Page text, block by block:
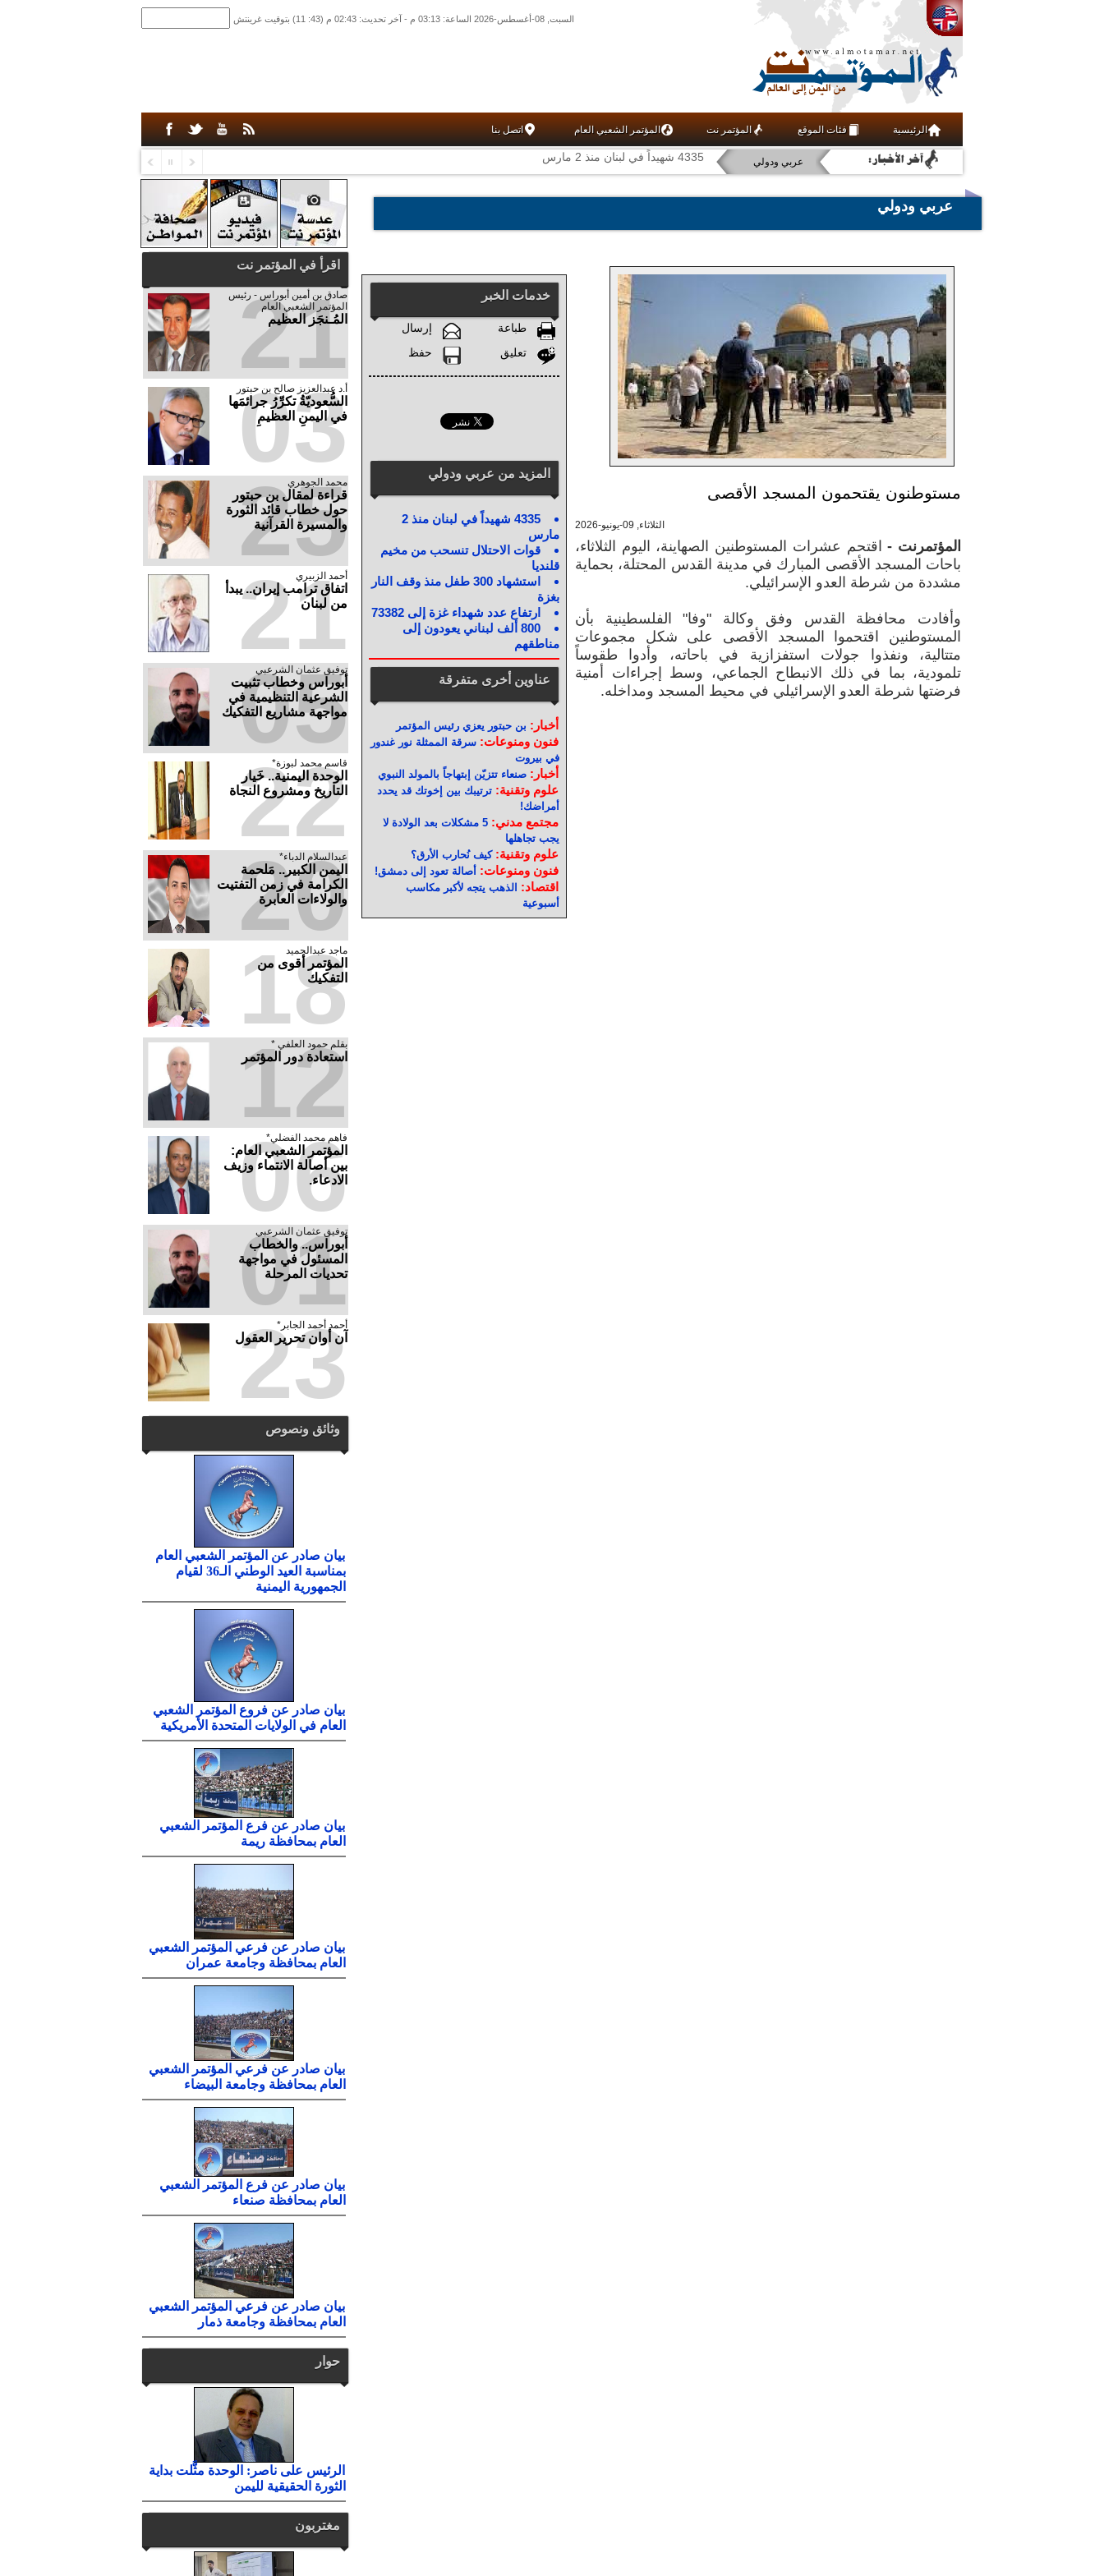
السبت, 08-أغسطس-2026 الساعة: 03:13 م - آخر تحديث: 02:43 م (43: 11) بتوقيت غرينتش
الرئيسية فئات الموقع المؤتمر نت المؤتمر الشعبي العام اتصل بنا
أخبار
علوم وتقنية
مجتمع مدني
عربي ودولي 4335 شهيداً في لبنان منذ 2 مارس
عربي ودولي
خدمات الخبر
طباعة
إرسال
تعليق
حفظ
المزيد من عربي ودولي
4335 شهيداً في لبنان منذ 2
مارس
قوات الاحتلال تنسحب من مخيم
قلنديا
استشهاد 300 طفل منذ وقف النار
بغزة
ارتفاع عدد شهداء غزة إلى 73382
800 ألف لبناني يعودون إلى
مناطقهم
عناوين أخرى متفرقة
أخبار: بن حبتور يعزي رئيس المؤتمر
فنون ومنوعات:سرقة الممثلة نور غندور
في بيروت
أخبار:صنعاء تتزيّن إبتهاجاً بالمولد النبوي
علوم وتقنية:ترتيبك بين إخوتك قد يحدد
أمراضك!
مجتمع مدني:
5 مشكلات بعد الولادة لا
يجب تجاهلها
علوم وتقنية:كيف نُحارب الأرق؟
فنون ومنوعات:أصالة تعود إلى دمشق!
اقتصاد: الذهب يتجه لأكبر مكاسب
أسبوعية
مستوطنون يقتحمون المسجد الأقصى
الثلاثاء, 09-يونيو-2026
المؤتمرنت - اقتحم عشرات المستوطنين الصهاينة، اليوم الثلاثاء،
باحات المسجد الأقصى المبارك في مدينة القدس المحتلة، بحماية
مشددة من شرطة العدو الإسرائيلي.
وأفادت محافظة القدس وفق وكالة "وفا" الفلسطينية بأن
المستوطنين اقتحموا المسجد الأقصى على شكل مجموعات
متتالية، ونفذوا جولات استفزازية في باحاته، وأدوا طقوساً
تلمودية، بما في ذلك الانبطاح الجماعي، وسط إجراءات أمنية
فرضتها شرطة العدو الإسرائيلي في محيط المسجد ومداخله.
اقرأ في المؤتمر نت
صادق‮ ‬بن‮ ‬أمين‮ ‬أبوراس - رئيس‮
‬المؤتمر‮ ‬الشعبي‮ ‬العام
المُـنجَز العظيم
21
أ.د عبدالعزيز صالح بن حبتور
السُّعوديّةُ تكرِّرُ جرائمَها
في اليمنِ العظيمِ
03
محمد الجوهري
قراءة لمقال بن حبتور
حول خطاب قائد الثورة
والمسيرة القرآنية
25
أحمد الزبيري
اتفاق ترامب إيران.. يبدأ
من لبنان
21
توفيق عثمان الشرعبي
أبوراس وخطاب تثبيت
الشرعية التنظيمية في
مواجهة مشاريع التفكيك
05
قاسم محمد لبوزة*
الوحدة اليمنية.. خَيار
التاريخ ومشروع النجاة
22
عبدالسلام الدباء*
​اليمن الكبير.. مَلحمة
الكرامة في زمن التفتيت
والولاءات العابرة
20
ماجد عبدالحميد
المؤتمر أقوى من
التفكيك
18
بقلم حمود العلفي *
استعادة دور المؤتمر
12
فاهم محمد الفضلي*
المؤتمر الشعبي العام:
بين أصالة الانتماء وزيف
الادعاء.
06
توفيق عثمان الشرعبي
أبوراس.. والخطاب
المسئول في مواجهة
تحديات المرحلة
01
أحمد أحمد الجابر*
آن أوان تحرير العقول
23
وثائق ونصوص
بيان صادر عن المؤتمر الشعبي العام
بمناسبة العيد الوطني الـ36 لقيام
الجمهورية اليمنية
بيان صادر عن فروع المؤتمر الشعبي
العام في الولايات المتحدة الأمريكية
بيان صادر عن فرع المؤتمر الشعبي
العام بمحافظة ريمة
بيان صادر عن فرعي المؤتمر الشعبي
العام بمحافظة وجامعة عمران
بيان صادر عن فرعي المؤتمر الشعبي
العام بمحافظة وجامعة البيضاء
بيان صادر عن فرع المؤتمر الشعبي
العام بمحافظة صنعاء
بيان صادر عن فرعي المؤتمر الشعبي
العام بمحافظة وجامعة ذمار
حوار
الرئيس على ناصر: الوحدة مثَّلت بداية
الثورة الحقيقية لليمن
مغتربون